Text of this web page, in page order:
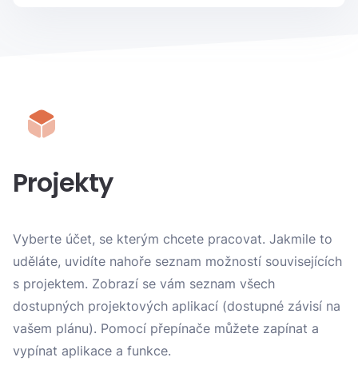
Projekty
Vyberte účet, se kterým chcete pracovat. Jakmile to
uděláte, uvidíte nahoře seznam možností souvisejících
s projektem. Zobrazí se vám seznam všech
dostupných projektových aplikací (dostupné závisí na
vašem plánu). Pomocí přepínače můžete zapínat a
vypínat aplikace a funkce.